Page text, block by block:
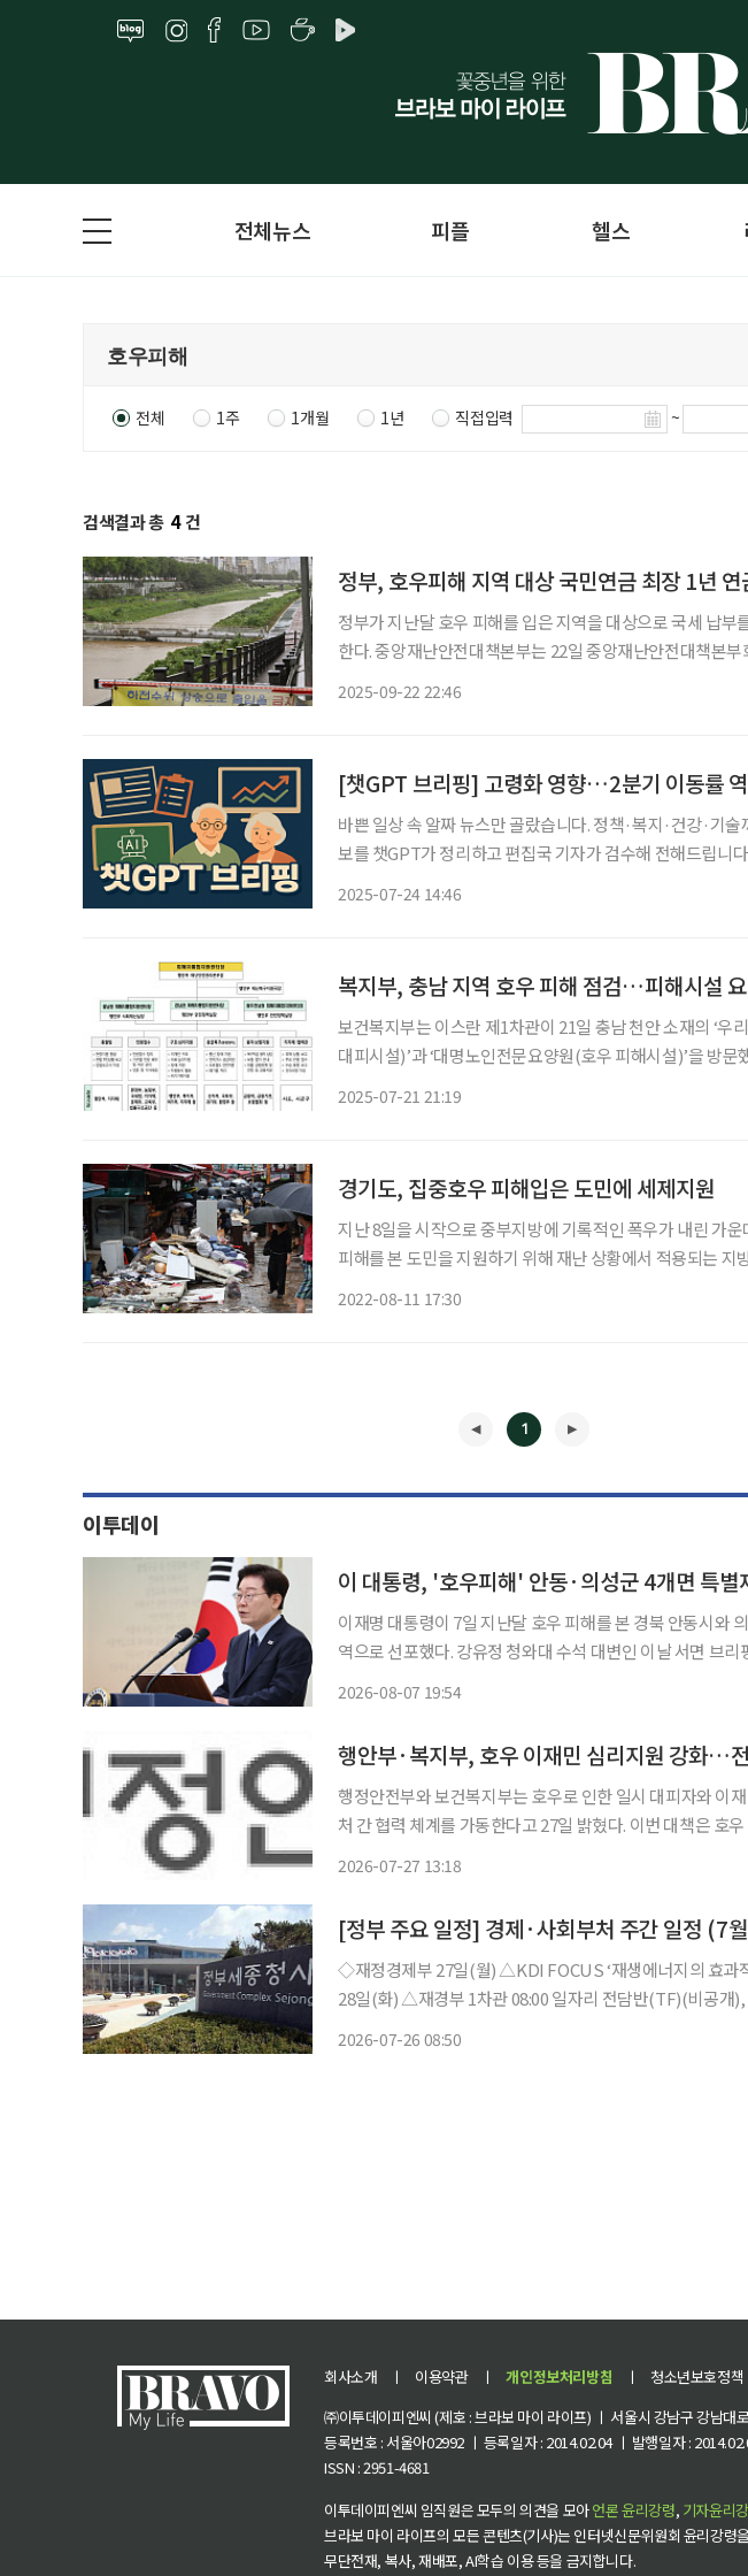
전체뉴스 피플 헬스
전체 1주 1개월 1년 직접입력 ~
검색결과 총 4 건
정부, 호우피해 지역 대상 국민연금 최장 1년
정부가 지난달 호우 피해를 입은 지역을 대상으로 국세 납부
한다. 중앙재난안전대책본부는 22일 중앙재난안전대책본부회의 심의를 거쳐 8월 호우 피해
2025-09-22 22:46
[챗GPT 브리핑] 고령화 영향…2분기 이동률
바쁜 일상 속 알짜 뉴스만 골랐습니다. 정책·복지·건강·기
보를 챗GPT가 정리하고 편집국 기자가 검수해 전해드립니다. ◆고령화·주택시장 침체
2025-07-24 14:46
복지부, 충남 지역 호우 피해 점검…피해시설
보건복지부는 이스란 제1차관이 21일 충남 천안 소재의 ‘우
대피시설)’과 ‘대명노인전문요양원(호우 피해시설)’을 방문
2025-07-21 21:19
경기도, 집중호우 피해입은 도민에 세제지원
지난 8일을 시작으로 중부지방에 기록적인 폭우가 내린 가
피해를 본 도민을 지원하기 위해 재난 상황에서 적용되는 지
2022-08-11 17:30
◀
1
▶
이투데이
이 대통령, '호우피해' 안동·의성군 4개면 특별
이재명 대통령이 7일 지난달 호우 피해를 본 경북 안동시와
역으로 선포했다. 강유정 청와대 수석 대변인 이날 서면 브리핑을 통해 "이 대통령은 오늘 17
2026-08-07 19:54
행정안전부와 보건복지부는 호우로 인한 일시 대피자와 이
처 간 협력 체계를 가동한다고 27일 밝혔다. 이번 대책은 호우 피해자의 심리적 충격을 완화하
2026-07-27 13:18
[정부 주요 일정] 경제·사회부처 주간 일정 (7
◇재정경제부 27일(월) △KDI FOCUS ‘재생에너지의 효과적 보급 확대를 위한 정책과제’
28일(화) △재경부 1차관 08:00 일자리 전담반(TF)(비공개), 10:00 국무회의(서울청사) △일
2026-07-26 08:50
회사소개 ㅣ 이용약관 ㅣ 개인정보처리방침 ㅣ 청소년보호정책
㈜이투데이피엔씨 (제호 : 브라보 마이 라이프) ㅣ 서울시 강남구 강남
등록번호 : 서울아02992 ㅣ 등록일자 : 2014.02.04 ㅣ 발행일자 :
ISSN : 2951-4681
이투데이피엔씨 임직원은 모두의 의견을 모아언론 윤리강령, 기자윤리
브라보 마이 라이프의 모든 콘텐츠(기사)는 인터넷신문위원회 윤리강령
무단전재, 복사, 재배포, AI학습 이용 등을 금지합니다.